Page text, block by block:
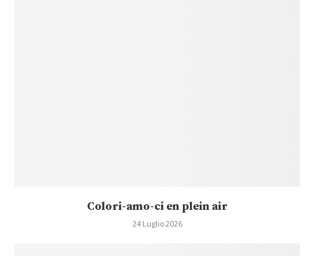
Colori-amo-ci en plein air
24 Luglio 2026